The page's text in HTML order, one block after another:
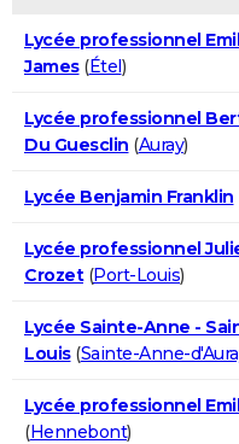
Lycée professionnel
James(Étel)
Lycée professionnel
Du Guesclin (Auray)
Lycée Benjamin Franklin
Lycée professionnel
Crozet(Port-Louis)
Lycée Sainte-Anne -
Louis(Sainte-Anne-
Lycée professionnel
(Hennebont)